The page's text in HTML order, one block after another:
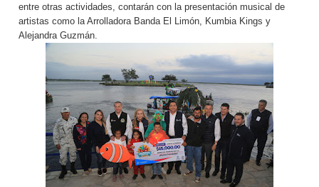
entre otras actividades, contarán con la presentación musical de
artistas como la Arrolladora Banda El Limón, Kumbia Kings y
Alejandra Guzmán.